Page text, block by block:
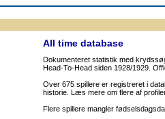
All time database
Dokumenteret statistik med
Head-To-Head siden 1928/1929.
Over 675 spillere er registreret i
historie. Læs mere om flere af
Flere spillere mangler